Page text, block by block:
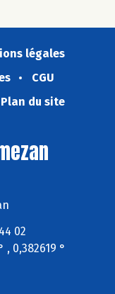
légales
CGU
Plan du site
02
, 0,382619 °